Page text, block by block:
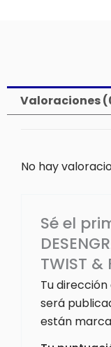
Valoraciones
No hay
Sé el
TWIST &
Tu
será
están